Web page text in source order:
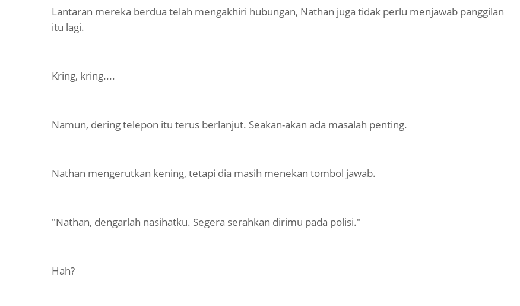
Lantaran mereka berdua telah mengakhiri hubungan, Nathan juga tidak perlu menjawab panggilan
itu lagi.
Kring, kring....
Namun, dering telepon itu terus berlanjut. Seakan-akan ada masalah penting.
Nathan mengerutkan kening, tetapi dia masih menekan tombol jawab.
"Nathan, dengarlah nasihatku. Segera serahkan dirimu pada polisi."
Hah?